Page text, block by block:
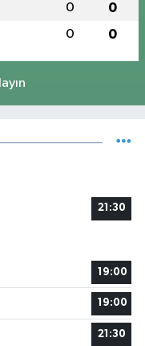
0 0
0 0
21:30
19:00
19:00
21:30